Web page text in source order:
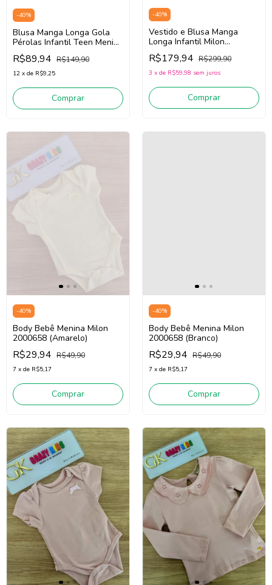
-40%
Blusa Manga Longa Gola
Pérolas Infantil Teen Menina
Milon 2001559 (Vermelho)
R$89,94 R$149,90
12 x de R$9,25
Comprar
-40%
Vestido e Blusa Manga
Longa Infantil Milon
2001473 (Marrom /Off
White)
R$179,94 R$299,90
3 x de R$59,98 sem juros
Comprar
-40%
Body Bebê Menina Milon
2000658 (Amarelo)
R$29,94 R$49,90
7 x de R$5,17
Comprar
-40%
Body Bebê Menina Milon
2000658 (Branco)
R$29,94 R$49,90
7 x de R$5,17
Comprar